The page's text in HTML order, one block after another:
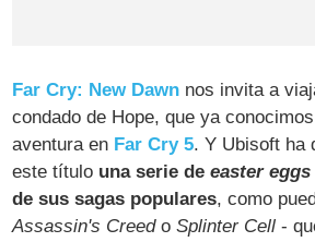
Far Cry: New Dawn nos invita a
condado de Hope, que ya
aventura en Far Cry 5. Y Ubisoft ha
este título una serie deeaster eggs
de sus sagas populares, como
Assassin's CreedoSplinter Cell -